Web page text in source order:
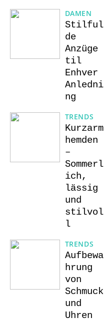
DAMEN
Stilful
de
Anzüge
til
Enhver
Anledni
ng
TRENDS
Kurzarm
hemden
–
Sommerl
ich,
lässig
und
stilvol
l
TRENDS
Aufbewa
hrung
von
Schmuck
und
Uhren